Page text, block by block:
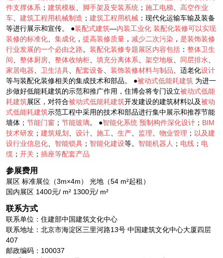
件支撑体系 ； 建筑模板 脚手架及安装系统 ； 施工电梯
高空作业
车
建筑工程用机械制造 ； 建筑工程用机械 ；现代化运输车输及装备
等进行展示和宣传。 ●装配式建筑—内装工业化 装配化装修可以实现
装修的标准化
集成化 ， 提高装修质量 ， 减少二次污染 ， 是装饰装修
行业发展的一个必由之路。 装配化装修专题展区内容包括 ： 整体卫生
间
整体厨房 整体收纳柜 填充分离体系 架空地板 同层排水
家居电器
卫生洁具 配套设备 装饰装修材料与制品 、适老化设计
等与装配化装修相关的集成技术和部品。 ●被动式低能耗建筑 为进一
步做好低能耗建筑的示范和推广作用，住博会将专门设立被动式低能
耗建筑展区，对符合被动式低能耗建筑开发建设的建筑材料以及被动
式低能耗建筑示范工程中采用的技术和部品进行集中展示和推荐节能
墙体； 节能门窗 ； 节能玻璃。 ●智能化系统 预制构件深化设计 ； BIM
技术研发 ； 建筑规划 设计 施工 生产 监理 物业管理 ； 以及建
设行业信息化
智能锁具 ； 智能化建设等。 智能机器人 ； 电线 ； 电
缆 ； 开关 ； 插座等配套产品
参展费用
展区 标准展位（3m×4m） 光地（54 m²起租）
国内展区 1400元/ m² 1300元/ m²
联系方式
联系单位：住建部中国建筑文化中心
联系地址：北京市海淀区三里河路13号 中国建筑文化中心大厦四层
407
邮政编码：100037